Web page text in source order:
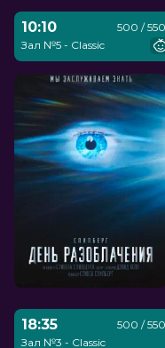
10:10
Зал №5 - Classic
500 /
18:35
Зал №3 - Classic
500 /